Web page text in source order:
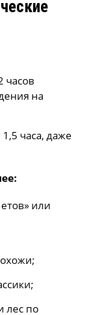
на
часа, даже
или
лес по